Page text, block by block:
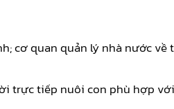
cơ quan quản lý nhà nước về
trực tiếp nuôi con phù hợp